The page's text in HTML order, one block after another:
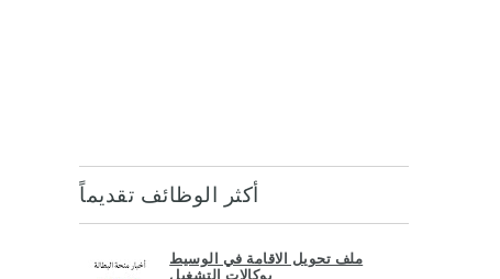
أكثر الوظائف تقديماً
ملف تحويل الاقامة في الوسيط
بوكالات التشغيل